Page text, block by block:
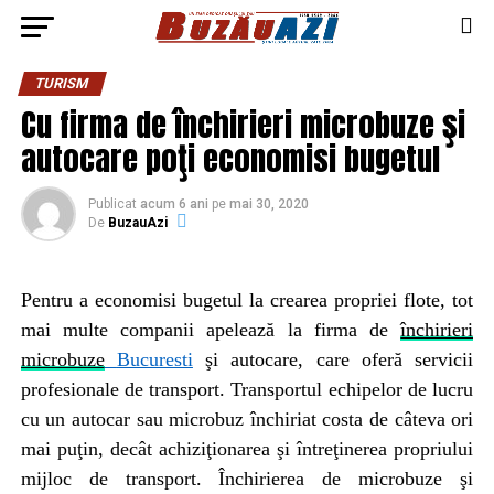
TURISM
Cu firma de închirieri microbuze şi
autocare poţi economisi bugetul
Publicat acum 6 ani pe mai 30, 2020
De BuzauAzi
Pentru a economisi bugetul la crearea propriei flote, tot
mai multe companii apelează la firma deînchirieri
microbuze Bucurestişi autocare, care oferă servicii
profesionale de transport. Transportul echipelor de lucru
cu un autocar sau microbuz închiriat costa de câteva ori
mai puţin, decât achiziţionarea şi întreţinerea propriului
mijloc de transport. Închirierea de microbuze şi